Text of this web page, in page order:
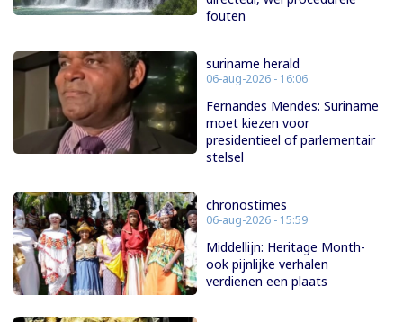
fouten
suriname herald
06-aug-2026 - 16:06
Fernandes Mendes: Suriname
moet kiezen voor
presidentieel of parlementair
stelsel
chronostimes
06-aug-2026 - 15:59
Middellijn: Heritage Month-
ook pijnlijke verhalen
verdienen een plaats